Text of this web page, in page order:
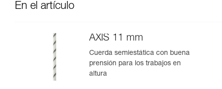
En el artículo
AXIS 11 mm
Cuerda semiestática con buena
prensión para los trabajos en
altura